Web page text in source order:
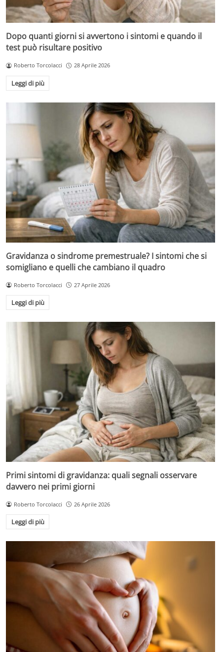
Dopo quanti giorni si avvertono i sintomi e quando il
test può risultare positivo
Roberto Torcolacci 28 Aprile 2026
Leggi di più
Gravidanza o sindrome premestruale? I sintomi che si
somigliano e quelli che cambiano il quadro
Roberto Torcolacci 27 Aprile 2026
Leggi di più
Primi sintomi di gravidanza: quali segnali osservare
davvero nei primi giorni
Roberto Torcolacci 26 Aprile 2026
Leggi di più